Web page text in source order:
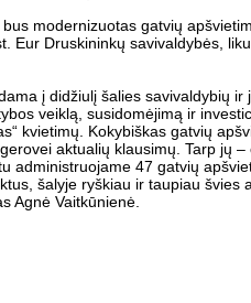
modernizuotas gatvių
Eur Druskininkų savivaldybės,
į didžiulį šalies savivaldybių
veiklą, susidomėjimą ir
kvietimų. Kokybiškas gatvių
aktualių klausimų. Tarp jų
administruojame 47 gatvių
šalyje ryškiau ir taupiau švies
Agnė Vaitkūnienė.